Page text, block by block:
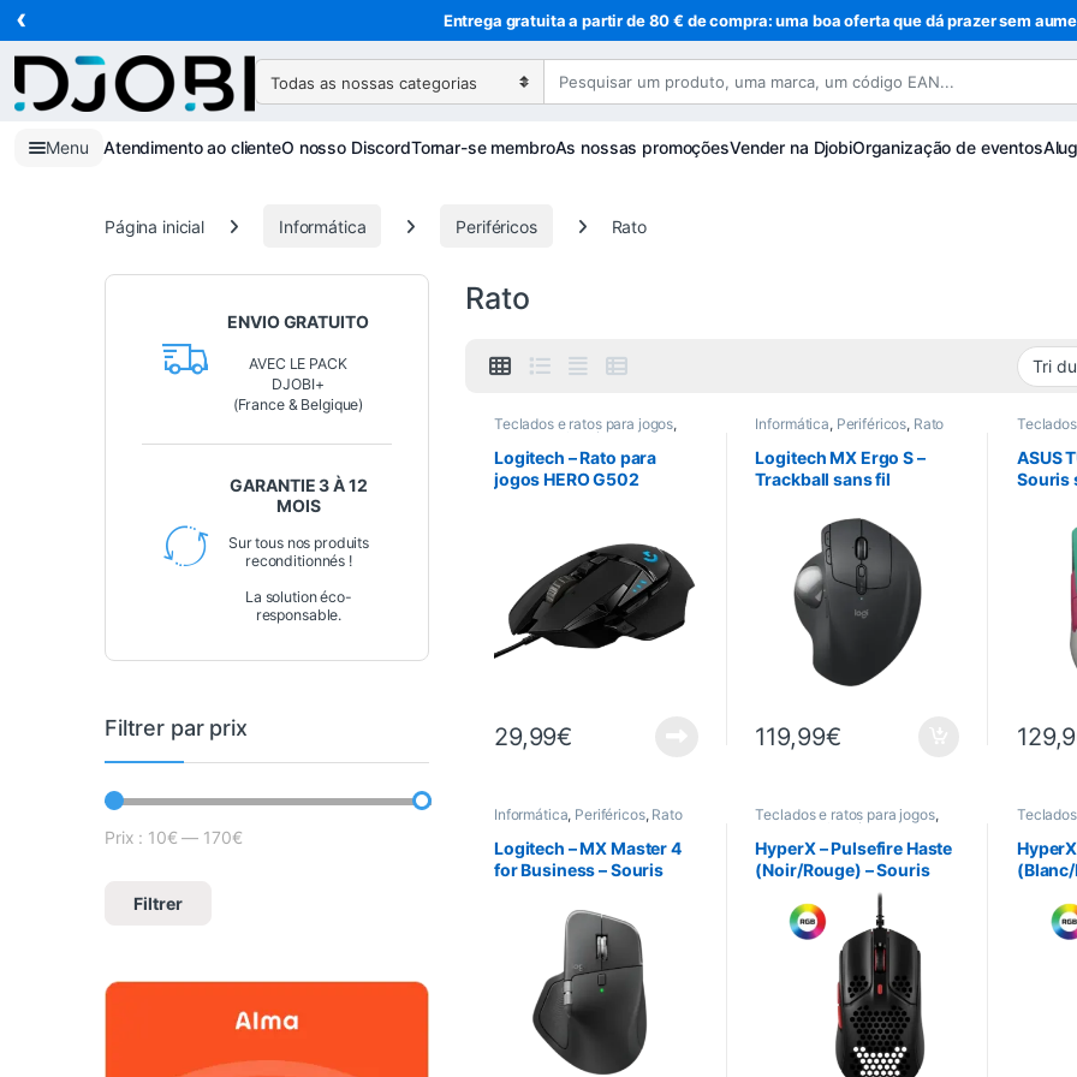
Ir para a navegação
Ir para o conteúdo
‹ Entrega gratuita a partir de 80 € de compra: uma boa oferta que dá prazer sem
Pesquisar:
Menu Atendimento ao clienteO nosso DiscordTornar-se membroAs nossas promoçõesVender na DjobiOrganização de eventos
Página inicial Informática Periféricos Rato
Rato
Teclados e ratos para jogos,
Informática
Periféricos
Rato
Logitech – Rato para
jogos HERO G502
29,99€
Informática, Periféricos, Rato
Logitech MX Ergo S –
Trackball sans fil
Bolt & Bluetooth –
Rechargeable USB-C
119,99€
ASUS
Souris
Informática, Periféricos, Rato
Logitech – MX Master 4
for Business – Souris
Teclados e ratos para jogos,
Informática
Periféricos
,Rato
HyperX – Pulsefire Haste
(Noir/Rouge) – Souris
Periféricos
ENVIO GRATUITO
AVEC LE PACK
DJOBI+
(France & Belgique)
GARANTIE 3 À 12
MOIS
Sur tous nos produits
reconditionnés !
La solution éco-
responsable.
Filtrer par prix
Prix min
Prix max
Filtrer
Prix : 10€ — 170€